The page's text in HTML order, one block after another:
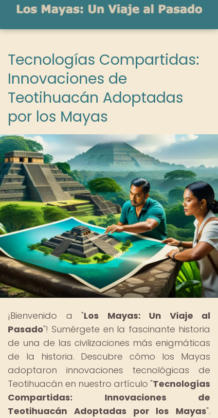
Tecnologías Compartidas:
Innovaciones de
Teotihuacán Adoptadas
por los Mayas
¡Bienvenido a "Los Mayas: Un Viaje al
Pasado"! Sumérgete en la fascinante historia
de una de las civilizaciones más enigmáticas
de la historia. Descubre cómo los Mayas
adoptaron innovaciones tecnológicas de
Teotihuacán en nuestro artículo "Tecnologías
Compartidas: Innovaciones de
Teotihuacán Adoptadas por los Mayas".